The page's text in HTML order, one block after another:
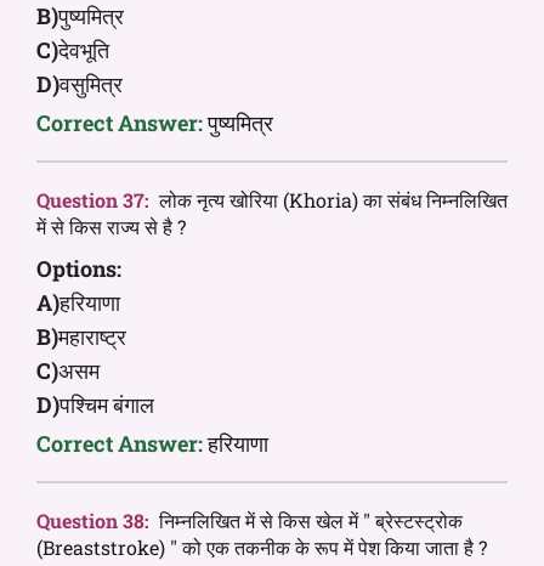
B)पुष्यमित्र
C)देवभूति
D)वसुमित्र
Correct Answer:पुष्यमित्र
Question 37: लोक नृत्य खोरिया (Khoria) का संबंध निम्नलिखित
में से किस राज्य से है ?
Options:
A)हरियाणा
B)महाराष्ट्र
C)असम
D)पश्चिम बंगाल
Correct Answer:हरियाणा
Question 38: निम्नलिखित में से किस खेल में " ब्रेस्टस्ट्रोक
(Breaststroke) " को एक तकनीक के रूप में पेश किया जाता है ?